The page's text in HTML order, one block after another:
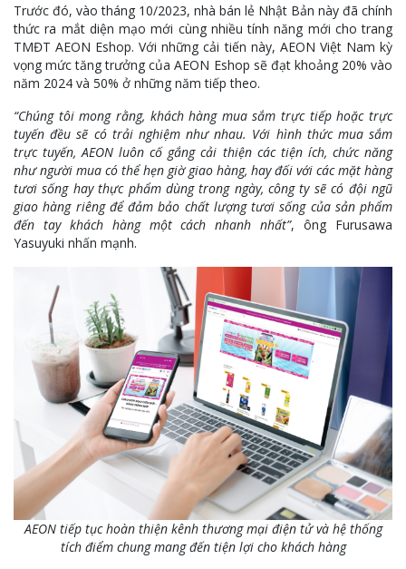
Trước đó, vào tháng 10/2023, nhà bán lẻ Nhật Bản này đã chính
thức ra mắt diện mạo mới cùng nhiều tính năng mới cho trang
TMĐT AEON Eshop. Với những cải tiến này, AEON Việt Nam kỳ
vọng mức tăng trưởng của AEON Eshop sẽ đạt khoảng 20% vào
năm 2024 và 50% ở những năm tiếp theo.
“Chúng tôi mong rằng, khách hàng mua sắm trực tiếp hoặc trực
tuyến đều sẽ có trải nghiệm như nhau. Với hình thức mua sắm
trực tuyến, AEON luôn cố gắng cải thiện các tiện ích, chức năng
như người mua có thể hẹn giờ giao hàng, hay đối với các mặt hàng
tươi sống hay thực phẩm dùng trong ngày, công ty sẽ có đội ngũ
giao hàng riêng để đảm bảo chất lượng tươi sống của sản phẩm
đến tay khách hàng một cách nhanh nhất”, ông Furusawa
Yasuyuki nhấn mạnh.
AEON tiếp tục hoàn thiện kênh thương mại điện tử và hệ thống
tích điểm chung mang đến tiện lợi cho khách hàng